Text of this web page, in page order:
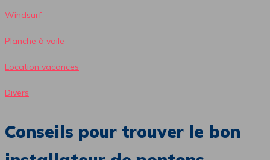
Windsurf
Planche à voile
Location vacances
Divers
Conseils pour trouver le bon